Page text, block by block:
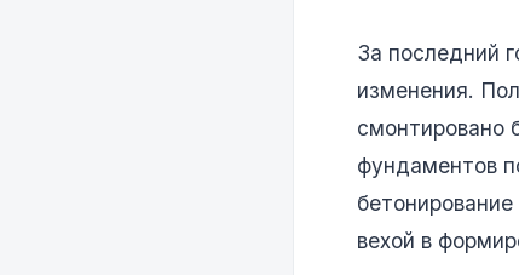
За последний
изменения.
смонтировано
фундаментов
вехой в